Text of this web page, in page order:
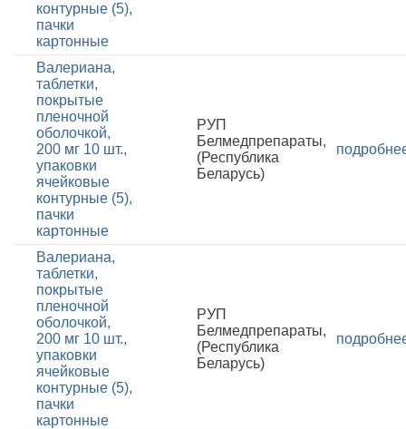
контурные (5),
пачки
картонные
Валериана,
таблетки,
покрытые
пленочной
оболочкой,
200 мг 10 шт.,
упаковки
ячейковые
контурные (5),
пачки
картонные
РУП
Белмедпрепараты,
(Республика
Беларусь)
Валериана,
таблетки,
покрытые
пленочной
оболочкой,
200 мг 10 шт.,
упаковки
ячейковые
контурные (5),
пачки
картонные
РУП
Белмедпрепараты,
(Республика
Беларусь)